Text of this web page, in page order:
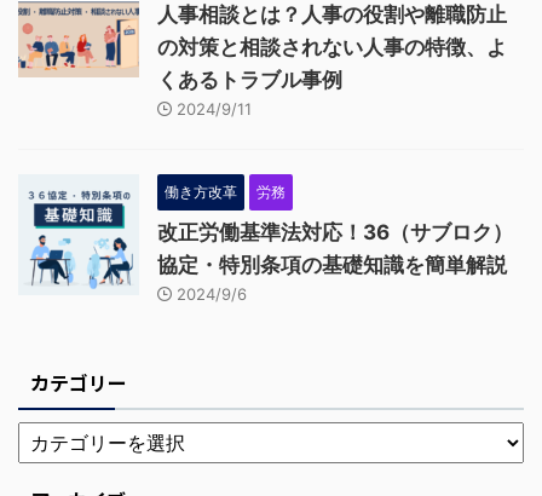
人事相談とは？人事の役割や離職防止
の対策と相談されない人事の特徴、よ
くあるトラブル事例
2024/9/11
働き方改革 労務
改正労働基準法対応！36（サブロク）
協定・特別条項の基礎知識を簡単解説
2024/9/6
カテゴリー